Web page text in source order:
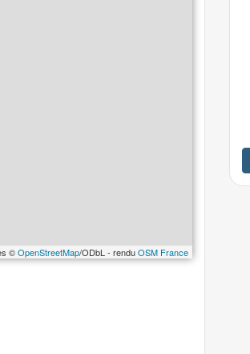
©OpenStreetMap/ODbL - renduOSM France